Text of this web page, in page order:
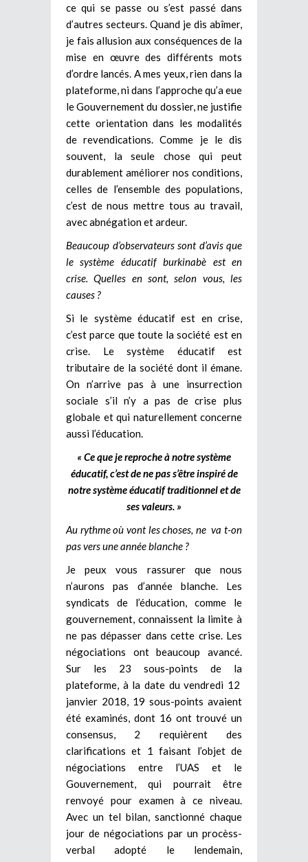
ce qui se passe ou s’est passé dans
d’autres secteurs. Quand je dis abîmer,
je fais allusion aux conséquences de la
mise en œuvre des différents mots
d’ordre lancés. A mes yeux, rien dans la
plateforme, ni dans l’approche qu’a eue
le Gouvernement du dossier, ne justifie
cette orientation dans les modalités
de revendications. Comme je le dis
souvent, la seule chose qui peut
durablement améliorer nos conditions,
celles de l’ensemble des populations,
c’est de nous mettre tous au travail,
avec abnégation et ardeur.
Beaucoup d’observateurs sont d’avis que
le système éducatif burkinabè est en
crise. Quelles en sont, selon vous, les
causes ?
Si le système éducatif est en crise,
c’est parce que toute la société est en
crise. Le système éducatif est
tributaire de la société dont il émane.
On n’arrive pas à une insurrection
sociale s’il n’y a pas de crise plus
globale et qui naturellement concerne
aussi l’éducation.
« Ce que je reproche à notre système
éducatif, c’est de ne pas s’être inspiré de
notre système éducatif traditionnel et de
ses valeurs. »
Au rythme où vont les choses, ne va t-on
pas vers une année blanche ?
Je peux vous rassurer que nous
n’aurons pas d’année blanche. Les
syndicats de l’éducation, comme le
gouvernement, connaissent la limite à
ne pas dépasser dans cette crise. Les
négociations ont beaucoup avancé.
Sur les 23 sous-points de la
plateforme, à la date du vendredi 12
janvier 2018, 19 sous-points avaient
été examinés, dont 16 ont trouvé un
consensus, 2 requièrent des
clarifications et 1 faisant l’objet de
négociations entre l’UAS et le
Gouvernement, qui pourrait être
renvoyé pour examen à ce niveau.
Avec un tel bilan, sanctionné chaque
jour de négociations par un procèss-
verbal adopté le lendemain,